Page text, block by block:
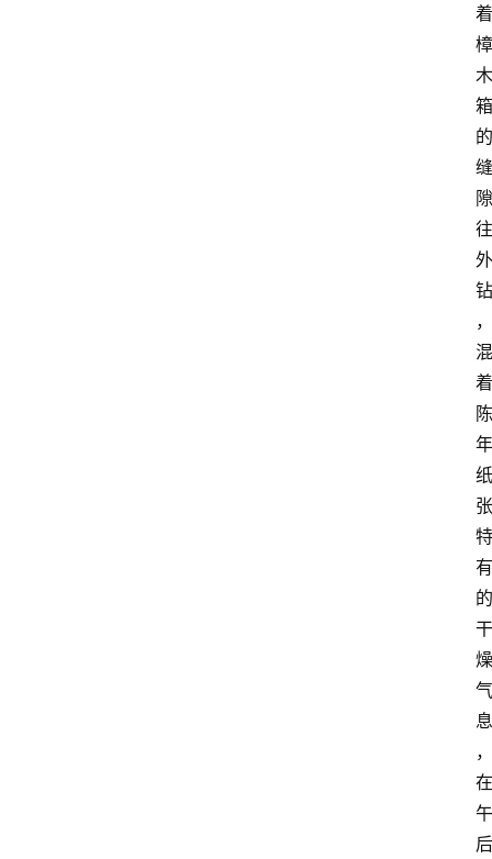
着
樟
木
箱
的
缝
隙
往
外
钻
，
混
着
陈
年
纸
张
特
有
的
干
燥
气
息
，
在
午
后